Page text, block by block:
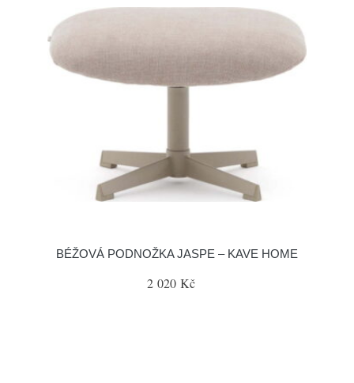
BÉŽOVÁ PODNOŽKA JASPE – KAVE HOME
2 020 Kč